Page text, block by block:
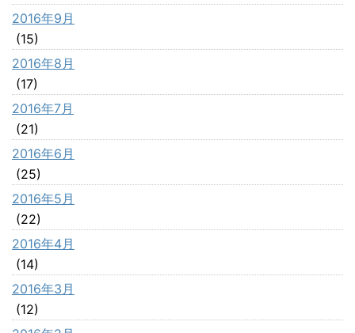
2016年9月
(15)
2016年8月
(17)
2016年7月
(21)
2016年6月
(25)
2016年5月
(22)
2016年4月
(14)
2016年3月
(12)